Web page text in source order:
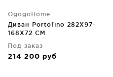
OgogoHome
Диван Portofino 282X97-
168X72 CM
Под заказ
214 200 руб